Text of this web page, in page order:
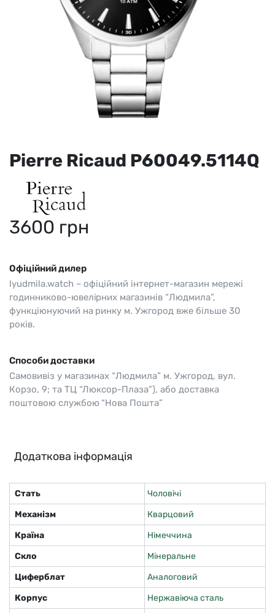
Pierre Ricaud P60049.5114Q
3600 грн
Офіційний дилер
lyudmila.watch – офіційний інтернет-магазин мережі
годинниково-ювелірних магазинів “Людмила”,
функціюнуючий на ринку м. Ужгород вже більше 30
років.
Способи доставки
Самовивіз у магазинах “Людмила” м. Ужгород, вул.
Корзо, 9; та ТЦ “Люксор-Плаза”), або доставка
поштовою службою “Нова Пошта”
Додаткова інформація
Стать
Чоловічі
Механізм
Кварцовий
Країна
Німеччина
Скло
Мінеральне
Циферблат
Аналоговий
Корпус
Нержавіюча сталь